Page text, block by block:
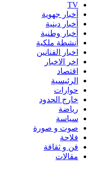
TV
أخبار جهوية
أخبار دينية
أخبار وطنية
أنشطة ملكية
اخبار الفنانين
اخر الاخبار
اقتصاد
الرئيسية
حوارات
خارج الحدود
رياضة
سياسة
صوت و صورة
فلاحة
فن و ثقافة
مقالات